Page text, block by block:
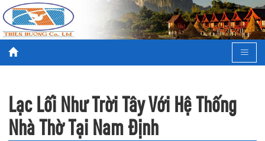
Lạc Lối Như Trời Tây Với Hệ Thống
Nhà Thờ Tại Nam Định